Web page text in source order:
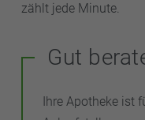
zählt jede Minute.
Gut
Ihre Apotheke ist